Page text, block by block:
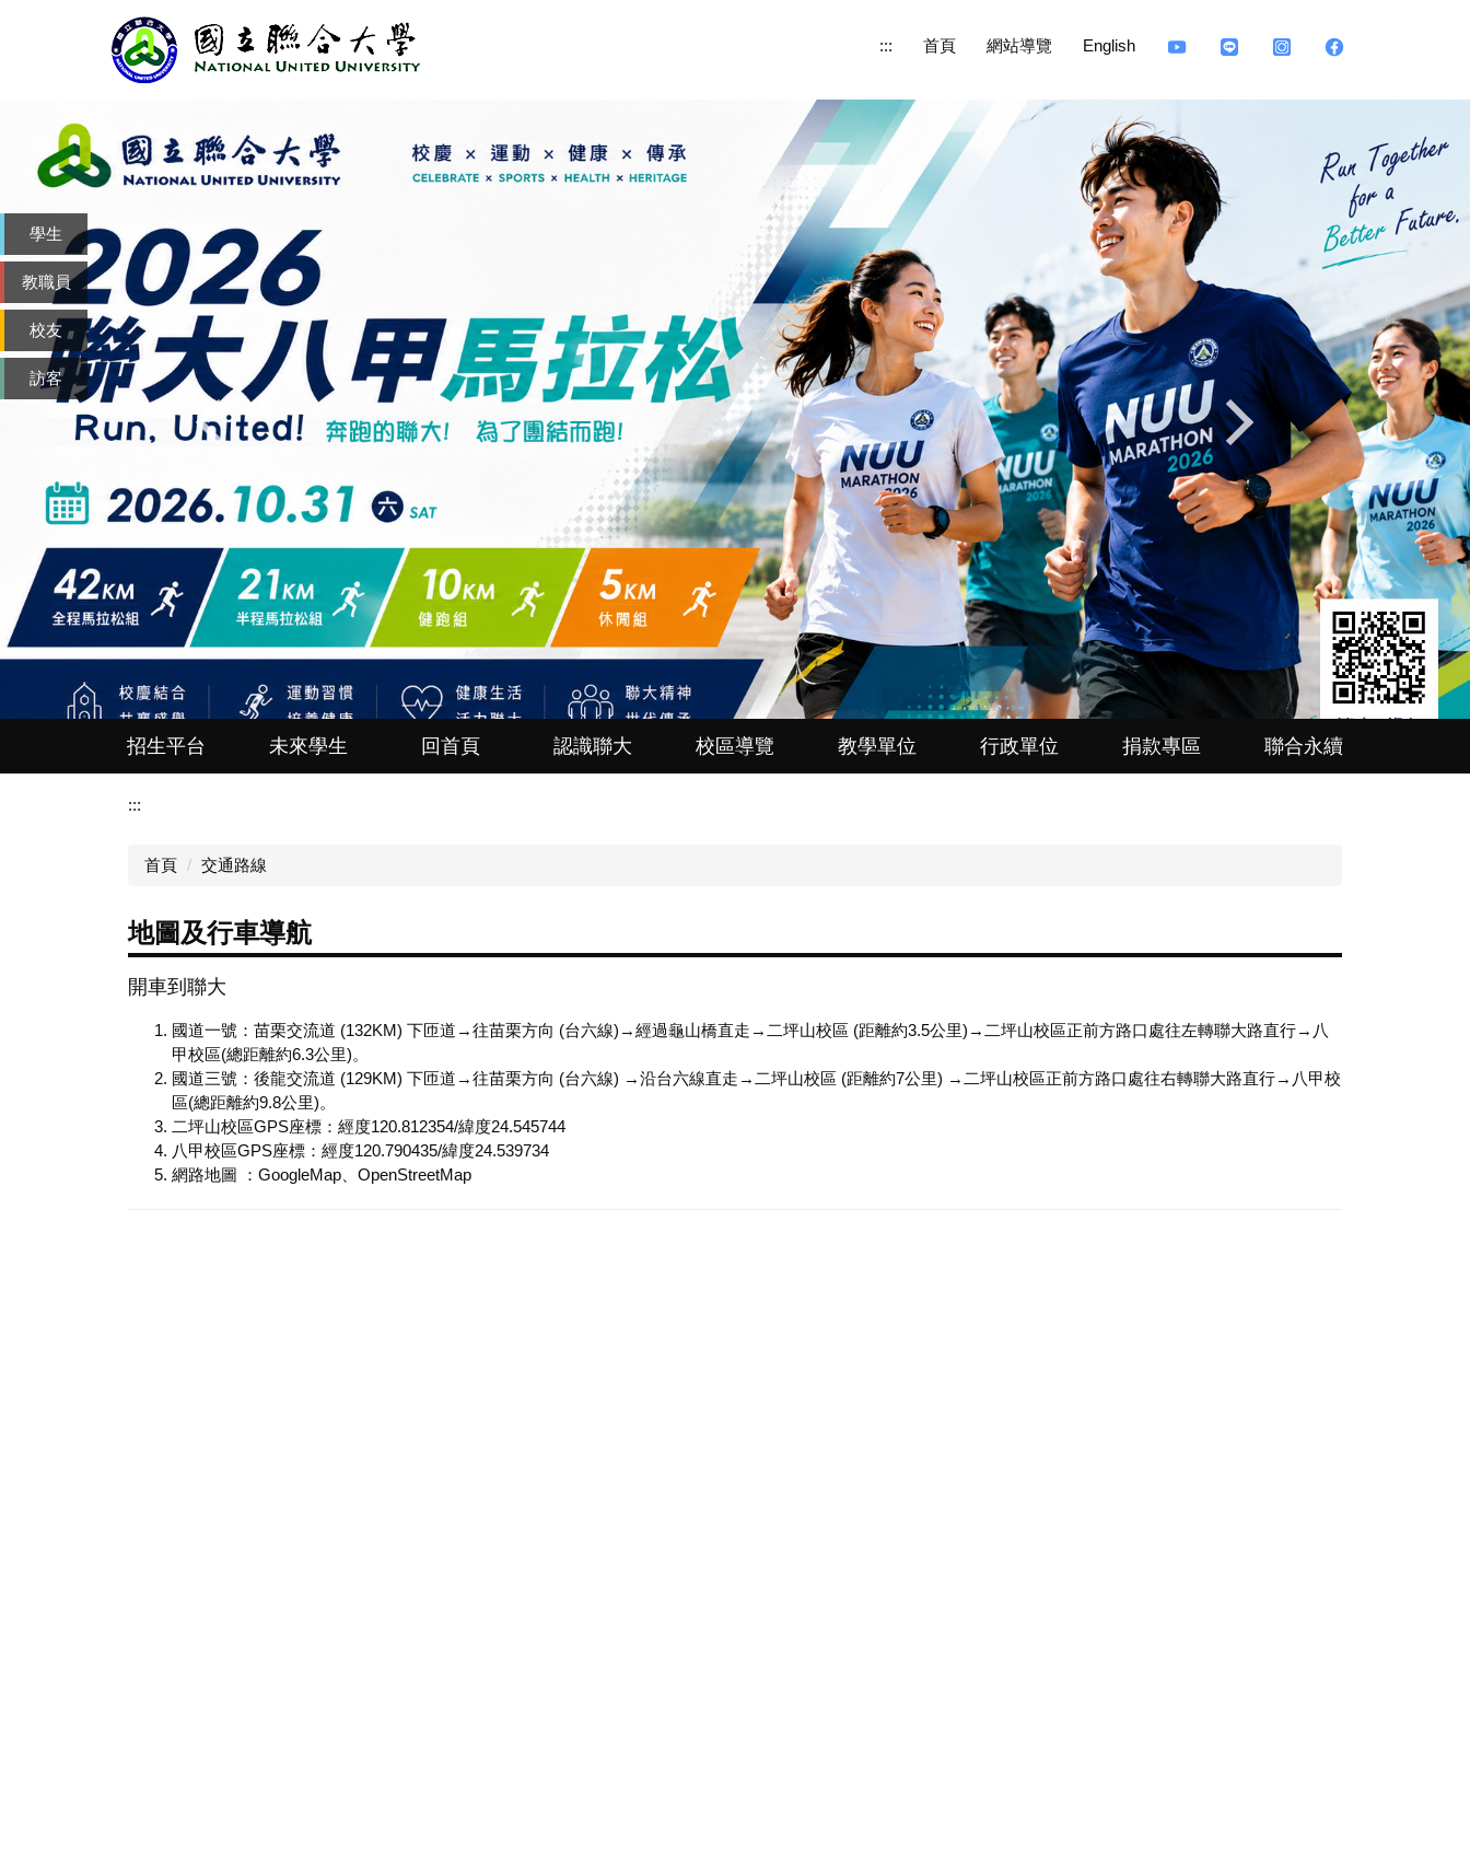
::: 首頁 網站導覽 English
學生
教職員
校友
訪客
招生平台 未來學生 回首頁 認識聯大 校區導覽 教學單位 行政單位 捐款專區 聯合永續
:::
首頁 交通路線
地圖及行車導航
開車到聯大
國道一號：苗栗交流道 (132KM) 下匝道→往苗栗方向 (台六線)→經過龜山橋直走→二坪山校區 (距離約3.5公里)→二坪山校區正前方路口處往左轉聯大路直行→八
甲校區(總距離約6.3公里)。
國道三號：後龍交流道 (129KM) 下匝道→往苗栗方向 (台六線) →沿台六線直走→二坪山校區 (距離約7公里) →二坪山校區正前方路口處往右轉聯大路直行→八甲校
區(總距離約9.8公里)。
二坪山校區GPS座標：經度120.812354/緯度24.545744
八甲校區GPS座標：經度120.790435/緯度24.539734
網路地圖 ： GoogleMap OpenStreetMap